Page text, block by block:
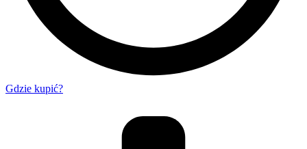
Gdzie kupić?